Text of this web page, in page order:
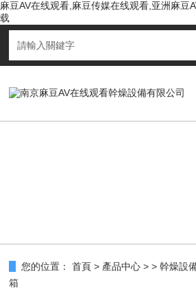
麻豆AV在线观看,麻豆传媒在线观看,亚洲麻豆
载
您的位置： 首頁 > 產品中心 > >幹燥設
箱